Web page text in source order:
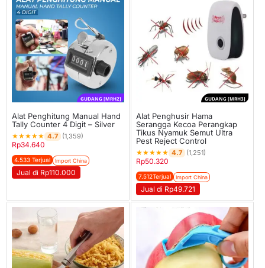
GUDANG [MRH2]
Alat Penghitung Manual Hand
Tally Counter 4 Digit – Silver
★★★★★ 4.7 (1,359)
Rp34.640
4.533 Terjual Import China
Jual di Rp110.000
GUDANG [MRH3]
Alat Penghusir Hama
Serangga Kecoa Perangkap
Tikus Nyamuk Semut Ultra
Pest Reject Control
★★★★★ 4.7 (1,251)
Rp50.320
7.512Terjual Import China
Jual di Rp49.721